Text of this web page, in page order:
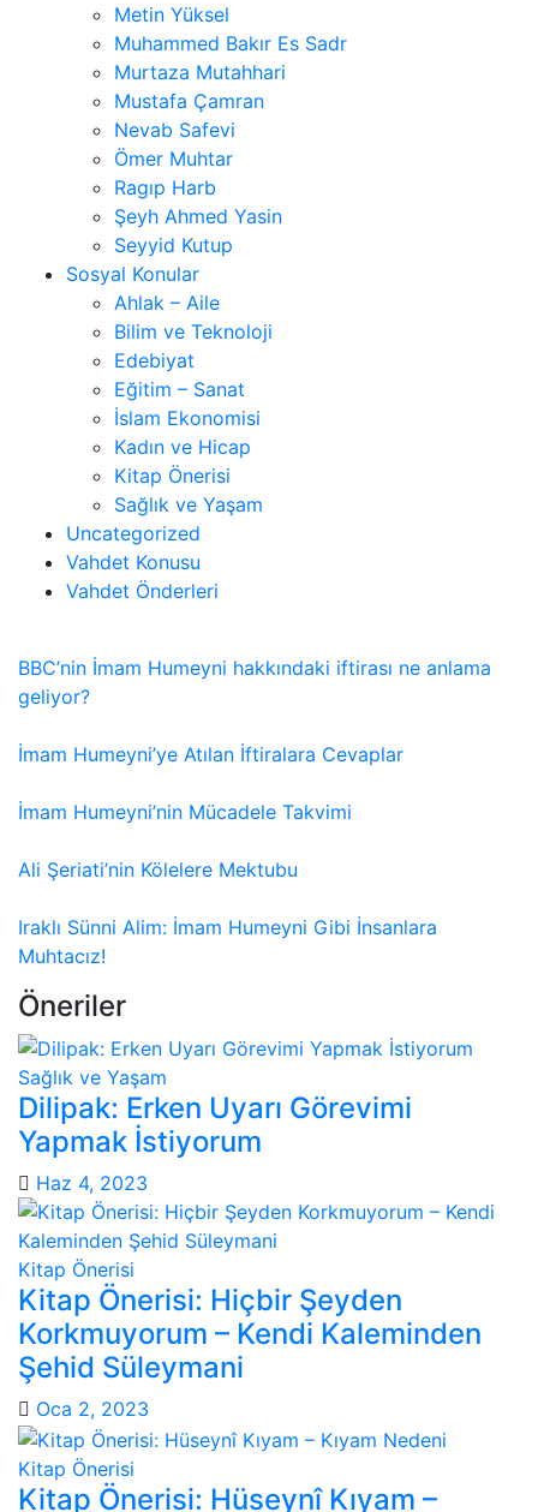
Metin Yüksel
Muhammed Bakır Es Sadr
Murtaza Mutahhari
Mustafa Çamran
Nevab Safevi
Ömer Muhtar
Ragıp Harb
Şeyh Ahmed Yasin
Seyyid Kutup
Sosyal Konular
Ahlak – Aile
Bilim ve Teknoloji
Edebiyat
Eğitim – Sanat
İslam Ekonomisi
Kadın ve Hicap
Kitap Önerisi
Sağlık ve Yaşam
Uncategorized
Vahdet Konusu
Vahdet Önderleri
BBC’nin İmam Humeyni hakkındaki iftirası ne anlama
geliyor?
İmam Humeyni’ye Atılan İftiralara Cevaplar
İmam Humeyni’nin Mücadele Takvimi
Ali Şeriati’nin Kölelere Mektubu
Iraklı Sünni Alim: İmam Humeyni Gibi İnsanlara
Muhtacız!
Öneriler
Sağlık ve Yaşam
Dilipak: Erken Uyarı Görevimi
Yapmak İstiyorum
Haz 4, 2023
Kitap Önerisi
Kitap Önerisi: Hiçbir Şeyden
Korkmuyorum – Kendi Kaleminden
Şehid Süleymani
Oca 2, 2023
Kitap Önerisi
Kitap Önerisi: Hüseynî Kıyam –